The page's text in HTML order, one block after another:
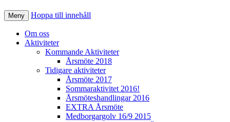
Meny Hoppa till innehåll
Om oss
Aktiviteter
Kommande Aktiviteter
Årsmöte 2018
Tidigare aktiviteter
Årsmöte 2017
Sommaraktivitet 2016!
Årsmöteshandlingar 2016
EXTRA Årsmöte
Medborgargolv 16/9 2015